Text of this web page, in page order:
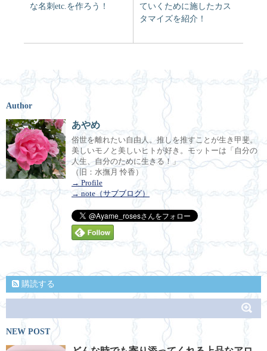
な名刺etc.を作ろう！
ていくために施したカス
タマイズを紹介！
Author
あやめ
俗世を離れたい自由人。推しを推すことが生き甲斐。
美しいモノと美しいヒトが好き。モットーは「自分の
人生、自分のために生きる！」
（旧：水撫月 怜香）
→ Profile
→ note（サブブログ）
購読する
NEW POST